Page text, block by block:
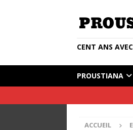
CENT ANS
PROUSTIANA
ACCUEIL